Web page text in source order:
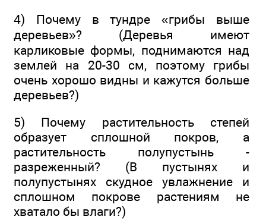
4) Почему в тундре «грибы выше
деревьев»? (Деревья имеют
карликовые формы, поднимаются над
землей на 20-30 см, поэтому грибы
очень хорошо видны и кажутся больше
деревьев?)
5) Почему растительность степей
образует сплошной покров, а
растительность полупустынь -
разреженный? (В пустынях и
полупустынях скудное увлажнение и
сплошном покрове растениям не
хватало бы влаги?)